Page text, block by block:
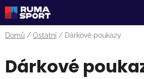
Přejít
na
obsah
Domů / Ostatní / Dárkové poukazy
Dárkové